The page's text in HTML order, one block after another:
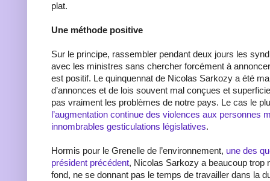
plat.
Une méthode positive
Sur le principe, rassembler pendant deux jours les
avec les ministres sans chercher forcément à
est positif. Le quinquennat de Nicolas Sarkozy a été
d’annonces et de lois souvent mal conçues et
pas vraiment les problèmes de notre pays. Le cas le
l’augmentation continue des violences aux personnes
innombrables gesticulations législatives.
Hormis pour le Grenelle de l’environnement, une des
président précédent, Nicolas Sarkozy a beaucoup trop
fond, ne se donnant pas le temps de travailler dans la